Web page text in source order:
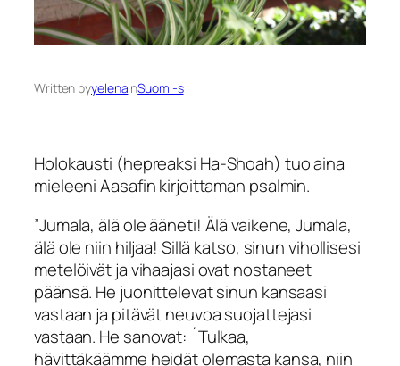
Written byyelenainSuomi-s
Holokausti (hepreaksi Ha-Shoah) tuo aina
mieleeni Aasafin kirjoittaman psalmin.
”Jumala, älä ole ääneti! Älä vaikene, Jumala,
älä ole niin hiljaa! Sillä katso, sinun vihollisesi
metelöivät ja vihaajasi ovat nostaneet
päänsä. He juonittelevat sinun kansaasi
vastaan ja pitävät neuvoa suojattejasi
vastaan. He sanovat: ´Tulkaa,
hävittäkäämme heidät olemasta kansa, niin